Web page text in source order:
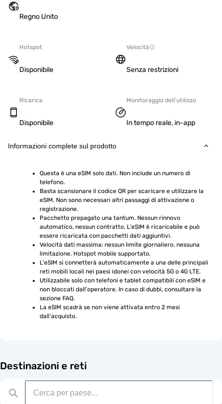
Regno Unito
Hotspot
Disponibile
Velocità
Senza restrizioni
Ricarica
Disponibile
Monitoraggio dell'utilizzo
In tempo reale, in-app
Informazioni complete sul prodotto
Questa è una eSIM solo dati. Non include un numero di
telefono.
Basta scansionare il codice QR per scaricare e utilizzare la
eSIM. Non sono necessari altri passaggi di attivazione o
registrazione.
Pacchetto prepagato una tantum. Nessun rinnovo
automatico, nessun contratto. L'eSIM è ricaricabile e può
essere ricaricata con pacchetti dati aggiuntivi.
Velocità dati massima: nessun limite giornaliero, nessuna
limitazione. Hotspot mobile supportato.
L'eSIM si connetterà automaticamente a una delle principali
reti mobili locali nei paesi idonei con velocità 5G o 4G LTE.
Utilizzabile solo con telefoni e tablet compatibili con eSIM e
non bloccati dall'operatore. In caso di dubbi, consultare la
sezione FAQ.
La eSIM scadrà se non viene attivata entro 2 mesi
dall'acquisto.
Destinazioni e reti